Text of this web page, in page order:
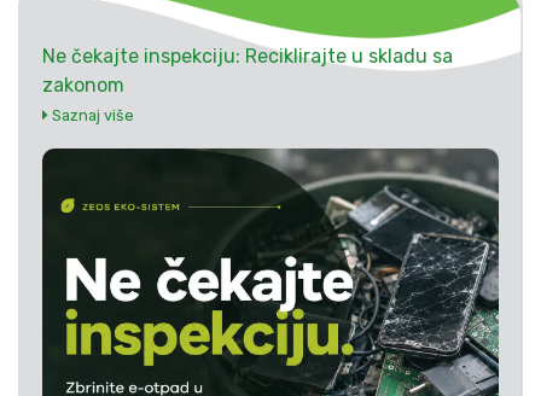
Ne čekajte inspekciju: Reciklirajte u skladu sa
zakonom
Saznaj više